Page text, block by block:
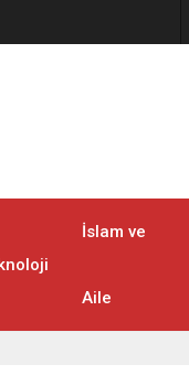
İslam ve
Aile